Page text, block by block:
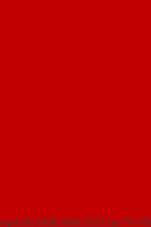
tốt nhất năm 2021 tại TP.